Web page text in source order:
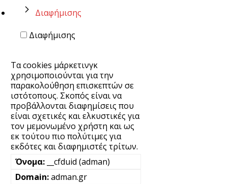
Διαφήμισης
Διαφήμισης
Τα cookies μάρκετινγκ
χρησιμοποιούνται για την
παρακολούθηση επισκεπτών σε
ιστότοπους. Σκοπός είναι να
προβάλλονται διαφημίσεις που
είναι σχετικές και ελκυστικές για
τον μεμονωμένο χρήστη και ως
εκ τούτου πιο πολύτιμες για
εκδότες και διαφημιστές τρίτων.
__cfduid (adman)
adman.gr